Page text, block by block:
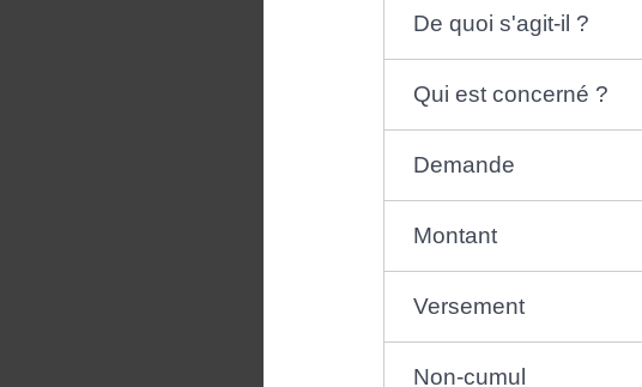
De quoi s'agit-il ?
Qui est concerné ?
Demande
Montant
Versement
Non-cumul